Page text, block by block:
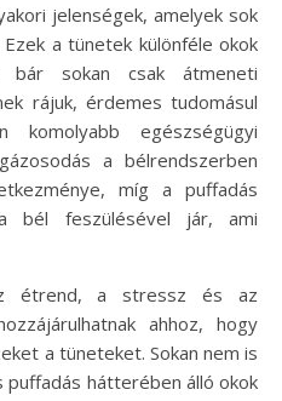
a tünetek különféle okok
bár sokan csak átmeneti
rájuk, érdemes tudomásul
egészségügyi
a bélrendszerben
míg a puffadás
bél feszülésével jár, ami
étrend, a stressz és az
ahhoz, hogy
a tüneteket. Sokan nem is
hátterében álló okok